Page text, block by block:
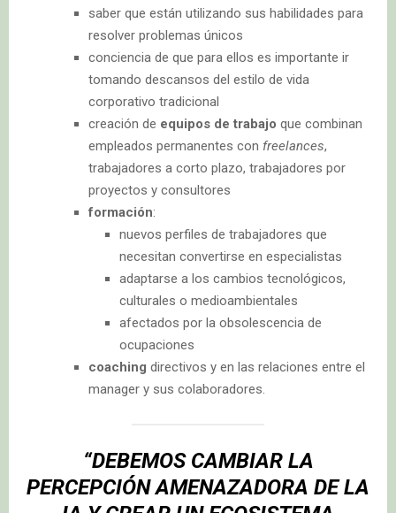
saber que están utilizando sus habilidades para
resolver problemas únicos
conciencia de que para ellos es importante ir
tomando descansos del estilo de vida
corporativo tradicional
creación de equipos de trabajo que combinan
empleados permanentes con freelances,
trabajadores a corto plazo, trabajadores por
proyectos y consultores
formación:
nuevos perfiles de trabajadores que
necesitan convertirse en especialistas
adaptarse a los cambios tecnológicos,
culturales o medioambientales
afectados por la obsolescencia de
ocupaciones
coaching directivos y en las relaciones entre el
manager y sus colaboradores.
“DEBEMOS CAMBIAR LA
PERCEPCIÓN AMENAZADORA DE LA